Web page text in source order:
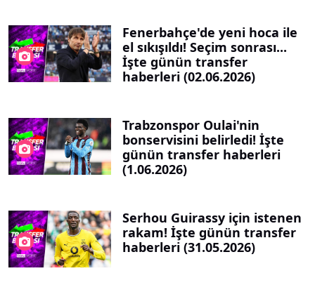
Fenerbahçe'de yeni hoca ile
el sıkışıldı! Seçim sonrası...
İşte günün transfer
haberleri (02.06.2026)
Trabzonspor Oulai'nin
bonservisini belirledi! İşte
günün transfer haberleri
(1.06.2026)
Serhou Guirassy için istenen
rakam! İşte günün transfer
haberleri (31.05.2026)